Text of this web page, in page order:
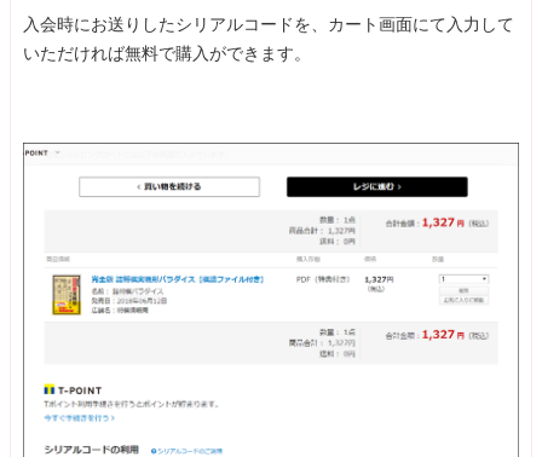
入会時にお送りしたシリアルコードを、カート画面にて入力して
いただければ無料で購入ができます。